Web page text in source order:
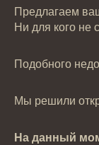
Предлагаем
Ни для кого не
Подобного
Мы решили
На данный